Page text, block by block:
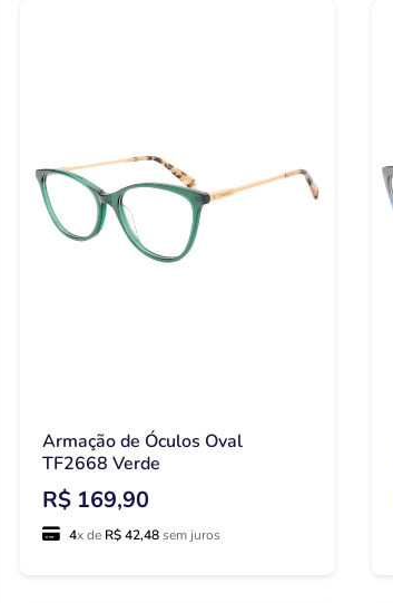
Armação de Óculos Oval
TF2668 Verde
R$ 169,90
4x de R$ 42,48 sem juros